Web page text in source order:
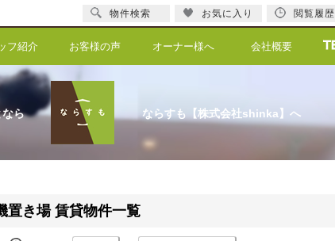
フ紹介 お客様の声 オーナー様へ 会社概要
なら ならすも【株式会社shinka】へ
置き場 賃貸物件一覧
物件検索 お気に入り 閲覧履歴